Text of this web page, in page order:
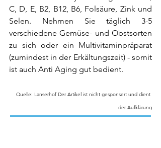
C, D, E, B2, B12, B6, Folsäure, Zink und
Selen. Nehmen Sie täglich 3-5
verschiedene Gemüse- und Obstsorten
zu sich oder ein Multivitaminpräparat
(zumindest in der Erkältungszeit) - somit
ist auch Anti Aging gut bedient.
Quelle: Lanserhof Der Artikel ist nicht gesponsert und dient
der Aufklärung
A. Vampel I Heilpraktikerin I Neusser Straße